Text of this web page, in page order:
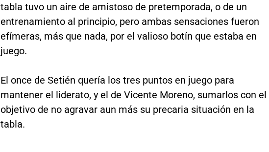
tabla tuvo un aire de amistoso de pretemporada, o de un
entrenamiento al principio, pero ambas sensaciones fueron
efímeras, más que nada, por el valioso botín que estaba en
juego.
El once de Setién quería los tres puntos en juego para
mantener el liderato, y el de Vicente Moreno, sumarlos con el
objetivo de no agravar aun más su precaria situación en la
tabla.